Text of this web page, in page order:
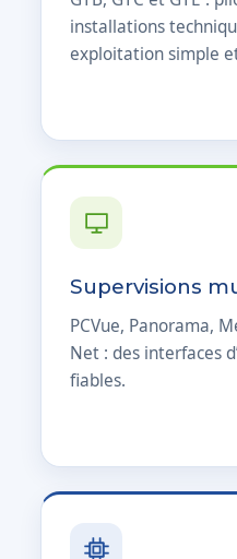
installations
exploitation simple
Supervisions
PCVue, Panorama,
Net : des interfaces
fiables.